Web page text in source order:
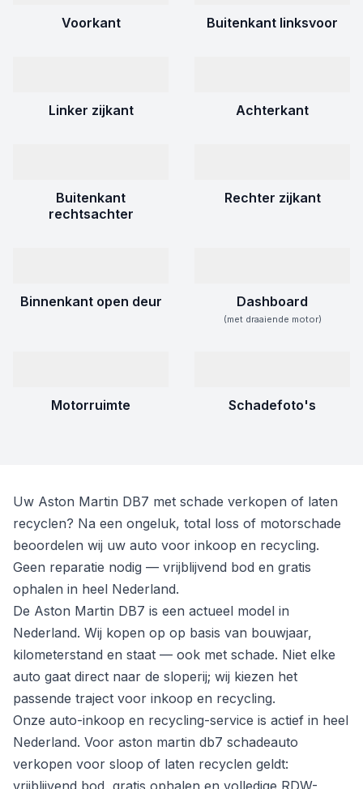
Voorkant Buitenkant linksvoor
Linker zijkant Achterkant
Buitenkant
rechtsachter
Rechter zijkant
Binnenkant open deur Dashboard
(met draaiende motor)
Motorruimte Schadefoto's
Uw Aston Martin DB7 met schade verkopen of laten
recyclen? Na een ongeluk, total loss of motorschade
beoordelen wij uw auto voor inkoop en recycling.
Geen reparatie nodig — vrijblijvend bod en gratis
ophalen in heel Nederland.
De Aston Martin DB7 is een actueel model in
Nederland. Wij kopen op op basis van bouwjaar,
kilometerstand en staat — ook met schade. Niet elke
auto gaat direct naar de sloperij; wij kiezen het
passende traject voor inkoop en recycling.
Onze auto-inkoop en recycling-service is actief in heel
Nederland. Voor aston martin db7 schadeauto
verkopen voor sloop of laten recyclen geldt:
vrijblijvend bod, gratis ophalen en volledige RDW-